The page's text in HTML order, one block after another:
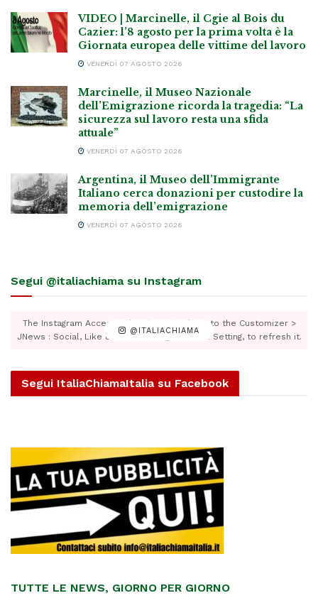
VIDEO | Marcinelle, il Cgie al Bois du
Cazier: l’8 agosto per la prima volta è la
Giornata europea delle vittime del lavoro
VENERDÌ 07 AGOSTO 2026
Marcinelle, il Museo Nazionale
dell’Emigrazione ricorda la tragedia: “La
sicurezza sul lavoro resta una sfida
attuale”
VENERDÌ 07 AGOSTO 2026
Argentina, il Museo dell’Immigrante
Italiano cerca donazioni per custodire la
memoria dell’emigrazione
VENERDÌ 07 AGOSTO 2026
Segui @italiachiama su Instagram
@ITALIACHIAMA
The Instagram Access Token is expired, Go to the Customizer >
JNews : Social, Like & View > Instagram Feed Setting, to refresh it.
Segui ItaliaChiamaItalia su Facebook
TUTTE LE NEWS, GIORNO PER GIORNO